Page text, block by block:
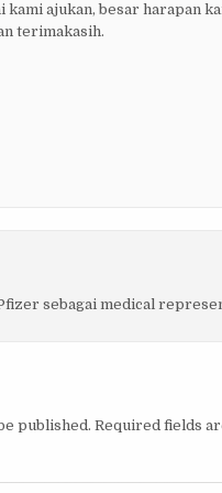
ajukan, besar harapan
terimakasih.
sebagai medical
published. Required fields